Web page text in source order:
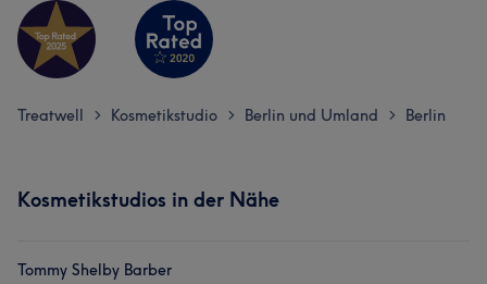
Treatwell > Kosmetikstudio > Berlin und Umland > Berlin
Kosmetikstudios in der Nähe
Tommy Shelby Barber